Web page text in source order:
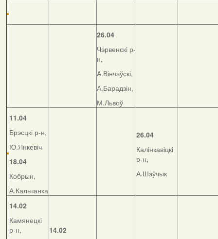
26.04
Чэрвенскі р-
н,
А.Вінчэўскі,
А.Барадзін,
М.Львоў
11.04
Брэсцкі р-н,
Ю.Янкевіч
18.04
Кобрын,
А.Кальчанка
26.04
Калінкавіцкі
р-н,
А.Шэўчык
14.02
Камянецкі
р-н,
14.02